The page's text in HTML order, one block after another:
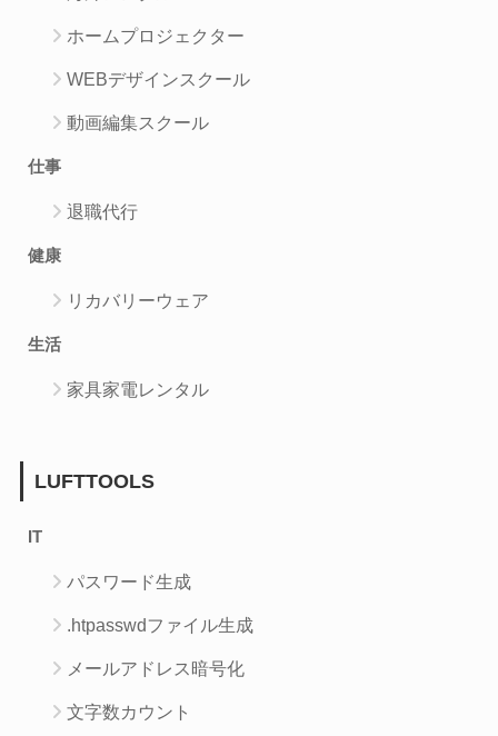
ホームプロジェクター
WEBデザインスクール
動画編集スクール
仕事
退職代行
健康
リカバリーウェア
生活
家具家電レンタル
LUFTTOOLS
IT
パスワード生成
.htpasswdファイル生成
メールアドレス暗号化
文字数カウント